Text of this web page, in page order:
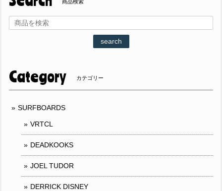
商品検索
search
Category カテゴリー
SURFBOARDS
VRTCL
DEADKOOKS
JOEL TUDOR
DERRICK DISNEY